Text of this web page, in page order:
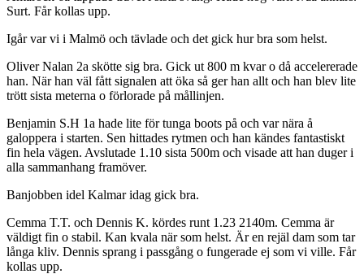
Surt. Får kollas upp.
Igår var vi i Malmö och tävlade och det gick hur bra som helst.
Oliver Nalan 2a skötte sig bra. Gick ut 800 m kvar o då accelererade
han. När han väl fått signalen att öka så ger han allt och han blev lite
trött sista meterna o förlorade på mållinjen.
Benjamin S.H 1a hade lite för tunga boots på och var nära å
galoppera i starten. Sen hittades rytmen och han kändes fantastiskt
fin hela vägen. Avslutade 1.10 sista 500m och visade att han duger i
alla sammanhang framöver.
Banjobben idel Kalmar idag gick bra.
Cemma T.T. och Dennis K. kördes runt 1.23 2140m. Cemma är
väldigt fin o stabil. Kan kvala när som helst. Är en rejäl dam som tar
långa kliv. Dennis sprang i passgång o fungerade ej som vi ville. Får
kollas upp.